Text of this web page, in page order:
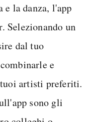
e la danza, l'app
Selezionando un
dal tuo
e
artisti preferiti.
sono gli